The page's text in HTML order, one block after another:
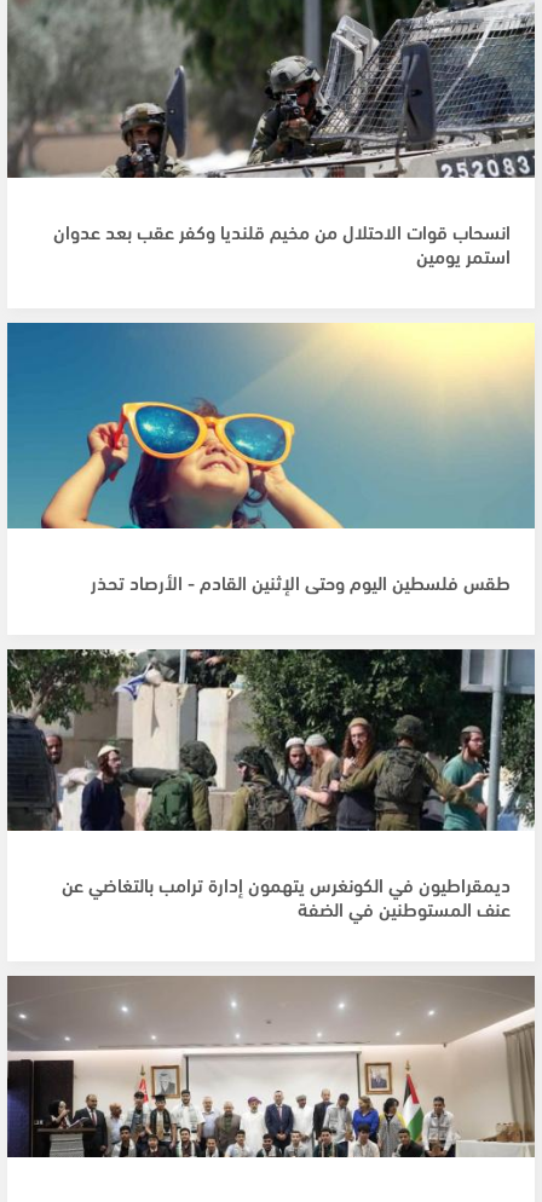
انسحاب قوات الاحتلال من مخيم قلنديا وكفر عقب بعد عدوان
استمر يومين
طقس فلسطين اليوم وحتى الإثنين القادم - الأرصاد تحذر
ديمقراطيون في الكونغرس يتهمون إدارة ترامب بالتغاضي عن
عنف المستوطنين في الضفة